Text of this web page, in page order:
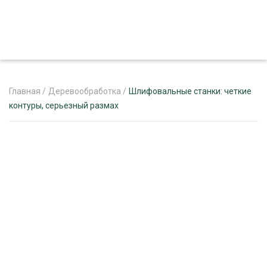
Главная / Деревообработка / Шлифовальные станки: четкие
контуры, серьезный размах